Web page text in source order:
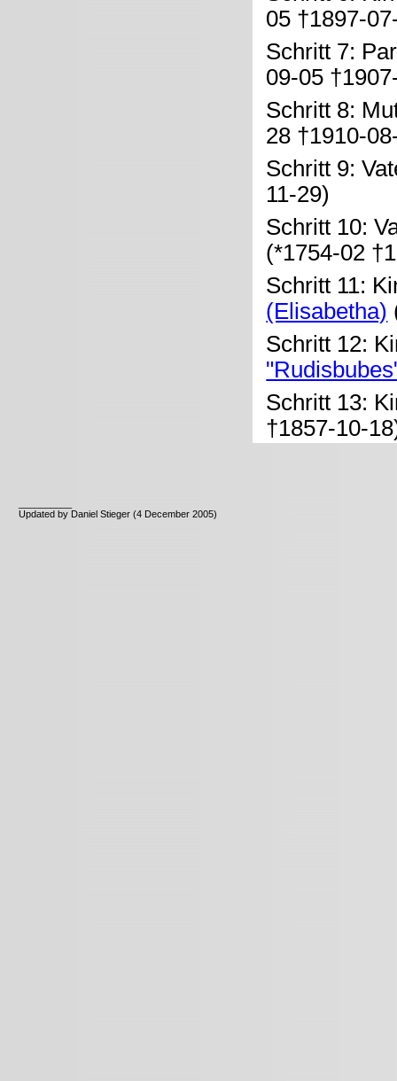
05 †1897-
Schritt 7:
09-05
Schritt 8:
28 †1910-
Schritt 9:
11-29)
Schritt 10:
(*1754-02
Schritt 11:
(Elisabetha)
Schritt 12:
Schritt 13:
†1857-10-
Updated by Daniel Stieger (4 December 2005)